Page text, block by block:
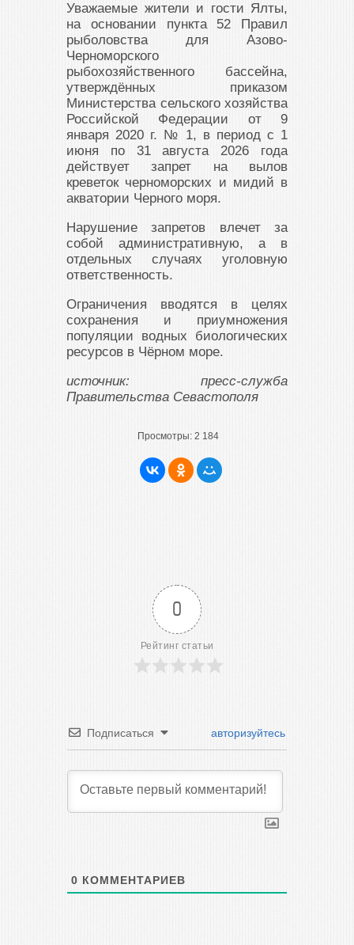
Уважаемые жители и гости Ялты,
на основании пункта 52 Правил
рыболовства для Азово-
Черноморского
рыбохозяйственного бассейна,
утверждённых приказом
Министерства сельского хозяйства
Российской Федерации от 9
января 2020 г. № 1, в период с 1
июня по 31 августа 2026 года
действует запрет на вылов
креветок черноморских и мидий в
акватории Черного моря.
Нарушение запретов влечет за
собой административную, а в
отдельных случаях уголовную
ответственность.
Ограничения вводятся в целях
сохранения и приумножения
популяции водных биологических
ресурсов в Чёрном море.
источник: пресс-служба
Правительства Севастополя
Просмотры: 2 184
0
Рейтинг статьи
Подписаться авторизуйтесь
0 КОММЕНТАРИЕВ